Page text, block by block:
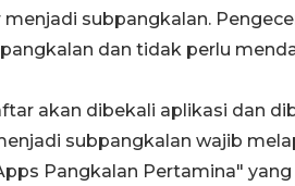
subpangkalan.
dan tidak perlu
akan dibekali aplikasi dan
subpangkalan wajib
Pangkalan Pertamina"